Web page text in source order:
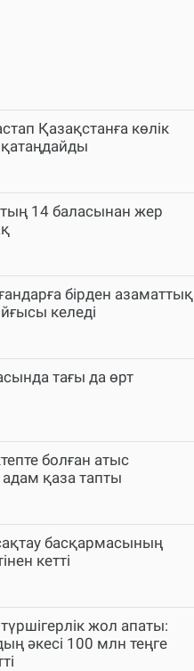
Қазақстанға көлік
14 баласынан жер
бірден азаматтық
келеді
тағы да өрт
болған атыс
қаза тапты
басқармасының
кетті
жол апаты:
әкесі 100 млн теңге